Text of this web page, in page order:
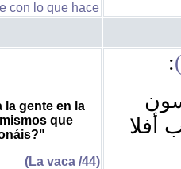
con lo que hace
la gente en la
que
(La vaca /44)
:
أفلا